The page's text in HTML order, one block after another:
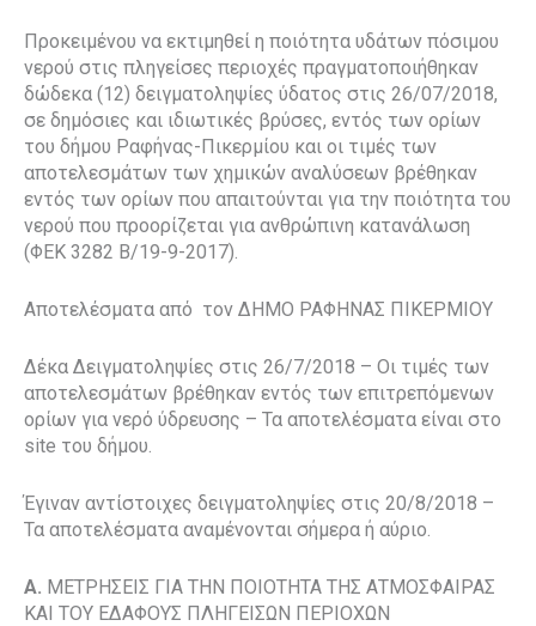
Προκειμένου να εκτιμηθεί η ποιότητα υδάτων πόσιμου
νερού στις πληγείσες περιοχές πραγματοποιήθηκαν
δώδεκα (12) δειγματοληψίες ύδατος στις 26/07/2018,
σε δημόσιες και ιδιωτικές βρύσες, εντός των ορίων
του δήμου Ραφήνας-Πικερμίου και οι τιμές των
αποτελεσμάτων των χημικών αναλύσεων βρέθηκαν
εντός των ορίων που απαιτούνται για την ποιότητα του
νερού που προορίζεται για ανθρώπινη κατανάλωση
(ΦΕΚ 3282 Β/19-9-2017).
Αποτελέσματα από τον ΔΗΜΟ ΡΑΦΗΝΑΣ ΠΙΚΕΡΜΙΟΥ
Δέκα Δειγματοληψίες στις 26/7/2018 – Οι τιμές των
αποτελεσμάτων βρέθηκαν εντός των επιτρεπόμενων
ορίων για νερό ύδρευσης – Τα αποτελέσματα είναι στο
site του δήμου.
Έγιναν αντίστοιχες δειγματοληψίες στις 20/8/2018 –
Τα αποτελέσματα αναμένονται σήμερα ή αύριο.
A. ΜΕΤΡΗΣΕΙΣ ΓΙΑ ΤΗΝ ΠΟΙΟΤΗΤΑ ΤΗΣ ΑΤΜΟΣΦΑΙΡΑΣ
ΚΑΙ ΤΟΥ ΕΔΑΦΟΥΣ ΠΛΗΓΕΙΣΩΝ ΠΕΡΙΟΧΩΝ